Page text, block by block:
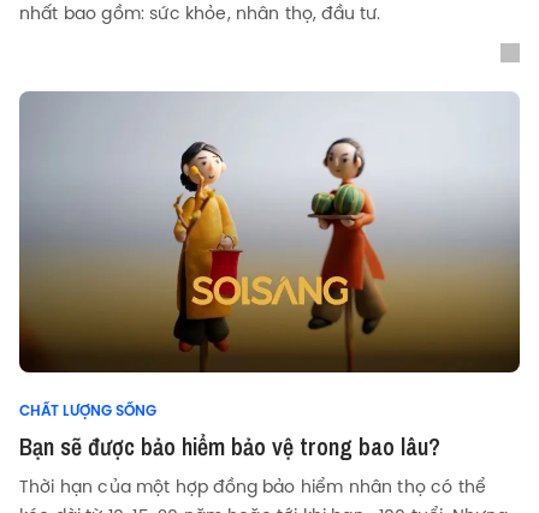
nhất bao gồm: sức khỏe, nhân thọ, đầu tư.
CHẤT LƯỢNG SỐNG
Bạn sẽ được bảo hiểm bảo vệ trong bao lâu?
Thời hạn của một hợp đồng bảo hiểm nhân thọ có thể